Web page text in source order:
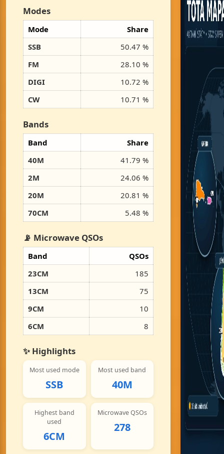
Modes
Mode
Share
SSB
50.47 %
FM
28.10 %
DIGI
10.72 %
CW
10.71 %
Bands
Band
Share
40M
41.79 %
2M
24.06 %
20M
20.81 %
70CM
5.48 %
📡 Microwave QSOs
Band
QSOs
23CM
185
13CM
75
9CM
10
6CM
8
✨ Highlights
Most used mode
SSB
Most used band
40M
Highest band
used
6CM
Microwave QSOs
278